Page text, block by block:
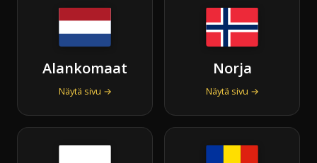
Alankomaat
Näytä sivu →
Norja
Näytä sivu →